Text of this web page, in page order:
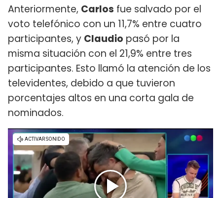
Anteriormente, Carlos fue salvado por el
voto telefónico con un 11,7% entre cuatro
participantes, y Claudio pasó por la
misma situación con el 21,9% entre tres
participantes. Esto llamó la atención de los
televidentes, debido a que tuvieron
porcentajes altos en una corta gala de
nominados.